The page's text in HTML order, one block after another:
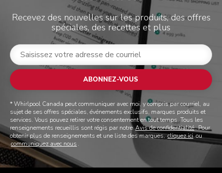
Recevez des nouvelles sur les produits, des offres
spéciales, des recettes et plus
ABONNEZ-VOUS
* Whirlpool Canada peut communiquer avec moi, y compris par courriel, au
sujet de ses offres spéciales, événements exclusifs, marques produits et
services. Vous pouvez retirer votre consentement en tout temps. Tous les
renseignements recueillis sont régis par notreAvis de confidentialité. Pour
obtenir plus de renseignements et une liste des marques,cliquez iciou
communiquez avec nous .